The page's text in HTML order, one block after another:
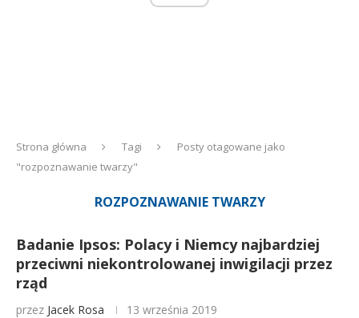
Strona główna Tagi
Posty otagowane jako
"rozpoznawanie twarzy"
ROZPOZNAWANIE TWARZY
Badanie Ipsos: Polacy i Niemcy najbardziej
przeciwni niekontrolowanej inwigilacji przez
rząd
przez Jacek Rosa 13 września 2019